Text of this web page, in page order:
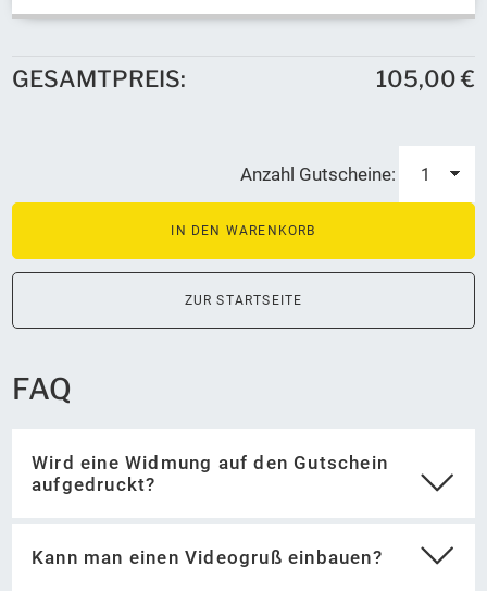
GESAMTPREIS: 105,00 €
Anzahl Gutscheine:
ZUR STARTSEITE
FAQ
Wird eine Widmung auf den Gutschein
aufgedruckt?
Kann man einen Videogruß einbauen?